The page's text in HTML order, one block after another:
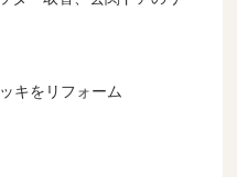
キをリフォーム